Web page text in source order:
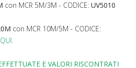
con MCR 5M/3M - CODICE: UV5010
con MCR 10M/5M - CODICE:
E VALORI RISCONTRATI